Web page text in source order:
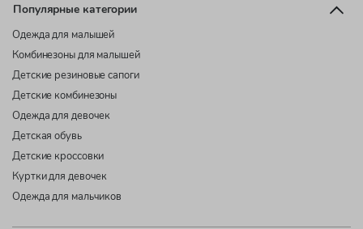
Популярные категории
Одежда для малышей
Комбинезоны для малышей
Детские резиновые сапоги
Детские комбинезоны
Одежда для девочек
Детская обувь
Детские кроссовки
Куртки для девочек
Одежда для мальчиков